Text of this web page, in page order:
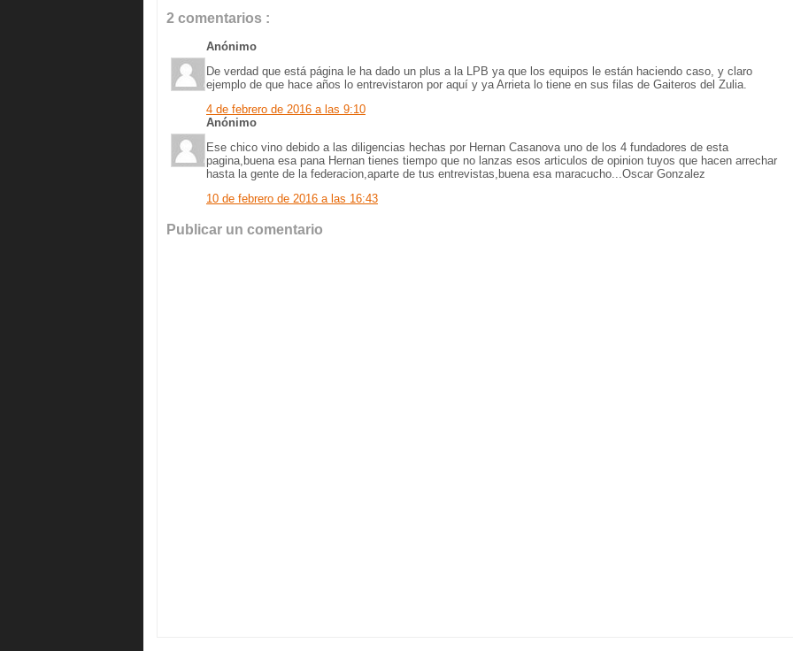
2 comentarios :
Anónimo
De verdad que está página le ha dado un plus a la LPB ya que los equipos le están haciendo caso, y claro
ejemplo de que hace años lo entrevistaron por aquí y ya Arrieta lo tiene en sus filas de Gaiteros del Zulia.
4 de febrero de 2016 a las 9:10
Anónimo
Ese chico vino debido a las diligencias hechas por Hernan Casanova uno de los 4 fundadores de esta
pagina,buena esa pana Hernan tienes tiempo que no lanzas esos articulos de opinion tuyos que hacen arrechar
hasta la gente de la federacion,aparte de tus entrevistas,buena esa maracucho...Oscar Gonzalez
10 de febrero de 2016 a las 16:43
Publicar un comentario